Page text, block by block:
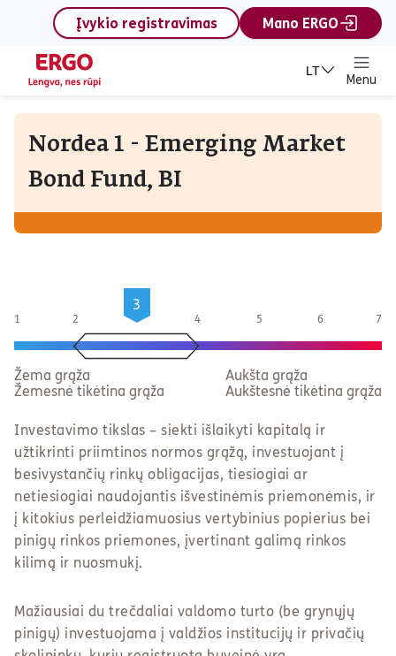
content
Įvykio registravimas
Mano ERGO
LT
Menu
Nordea 1 - Emerging Market
Bond Fund, BI